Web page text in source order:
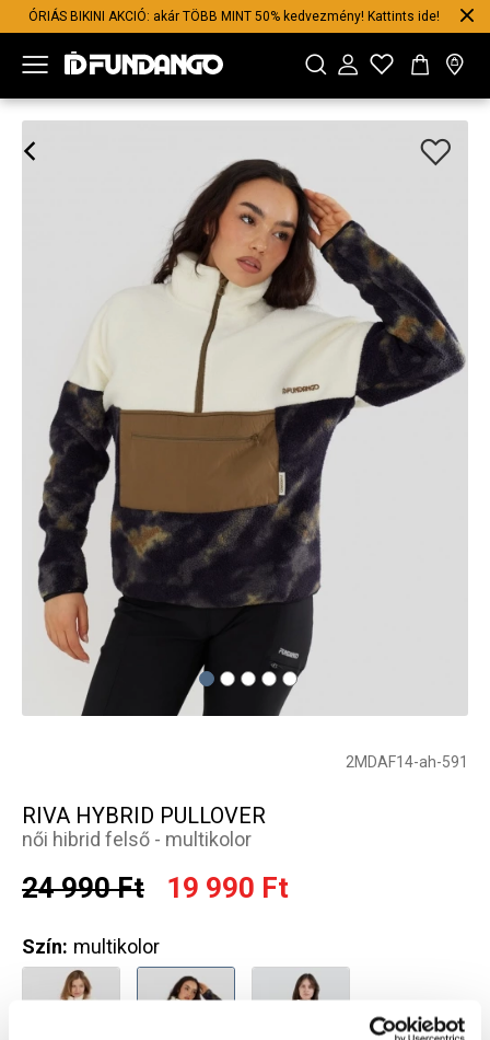
ÓRIÁS BIKINI AKCIÓ: akár TÖBB MINT 50% kedvezmény! Kattints ide!
2MDAF14-ah-591
RIVA HYBRID PULLOVER
női hibrid felső - multikolor
24 990 Ft 19 990 Ft
Szín: multikolor